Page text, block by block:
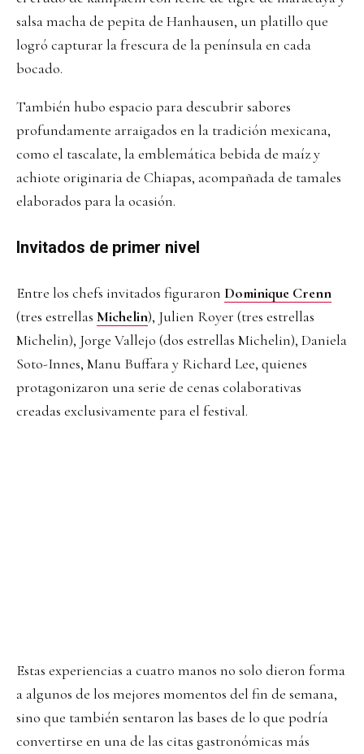
salsa macha de pepita de Hanhausen, un platillo que
logró capturar la frescura de la península en cada
bocado.
También hubo espacio para descubrir sabores
profundamente arraigados en la tradición mexicana,
como el tascalate, la emblemática bebida de maíz y
achiote originaria de Chiapas, acompañada de tamales
elaborados para la ocasión.
Invitados de primer nivel
Entre los chefs invitados figuraron Dominique Crenn
(tres estrellas Michelin), Julien Royer (tres estrellas
Michelin), Jorge Vallejo (dos estrellas Michelin), Daniela
Soto-Innes, Manu Buffara y Richard Lee, quienes
protagonizaron una serie de cenas colaborativas
creadas exclusivamente para el festival.
Estas experiencias a cuatro manos no solo dieron forma
a algunos de los mejores momentos del fin de semana,
sino que también sentaron las bases de lo que podría
convertirse en una de las citas gastronómicas más